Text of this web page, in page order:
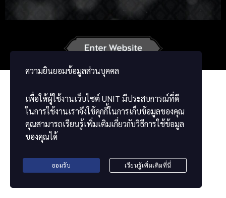
ความยินยอมข้อมูลส่วนบุคคล
เพื่อให้ผู้ใช้งานเว็บไซต์ UNIT มีประสบการณ์ที่ดี
ในการใช้งานเราจึงใช้คุกกี้ในการเก็บข้อมูลของคุณ
คุณสามารถเรียนรู้เพิ่มเติมเกี่ยวกับวิธีการใช้ข้อมูล
ของคุณได้
ยอมรับ เรียนรู้เพิ่มเติมที่นี่
ខ្មែរ